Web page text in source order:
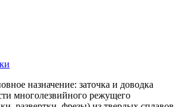
назначение: заточка и доводка
многолезвийного режущего